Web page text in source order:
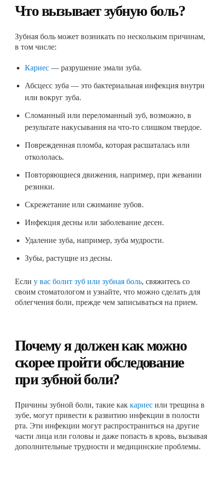
Что вызывает зубную боль?
Зубная боль может возникать по нескольким причинам,
в том числе:
Кариес — разрушение эмали зуба.
Абсцесс зуба — это бактериальная инфекция внутри
или вокруг зуба.
Сломанный или переломанный зуб, возможно, в
результате накусывания на что-то слишком твердое.
Поврежденная пломба, которая расшаталась или
откололась.
Повторяющиеся движения, например, при жевании
резинки.
Скрежетание или сжимание зубов.
Инфекция десны или заболевание десен.
Удаление зуба, например, зуба мудрости.
Зубы, растущие из десны.
Если у вас болит зуб или зубная боль, свяжитесь со
своим стоматологом и узнайте, что можно сделать для
облегчения боли, прежде чем записываться на прием.
Почему я должен как можно
скорее пройти обследование
при зубной боли?
Причины зубной боли, такие как кариес или трещина в
зубе, могут привести к развитию инфекции в полости
рта. Эти инфекции могут распространиться на другие
части лица или головы и даже попасть в кровь, вызывая
дополнительные трудности и медицинские проблемы.